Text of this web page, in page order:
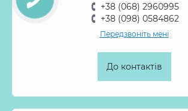
+38 (068) 2960995
+38 (098) 0584862
Передзвоніть мені
До контактів